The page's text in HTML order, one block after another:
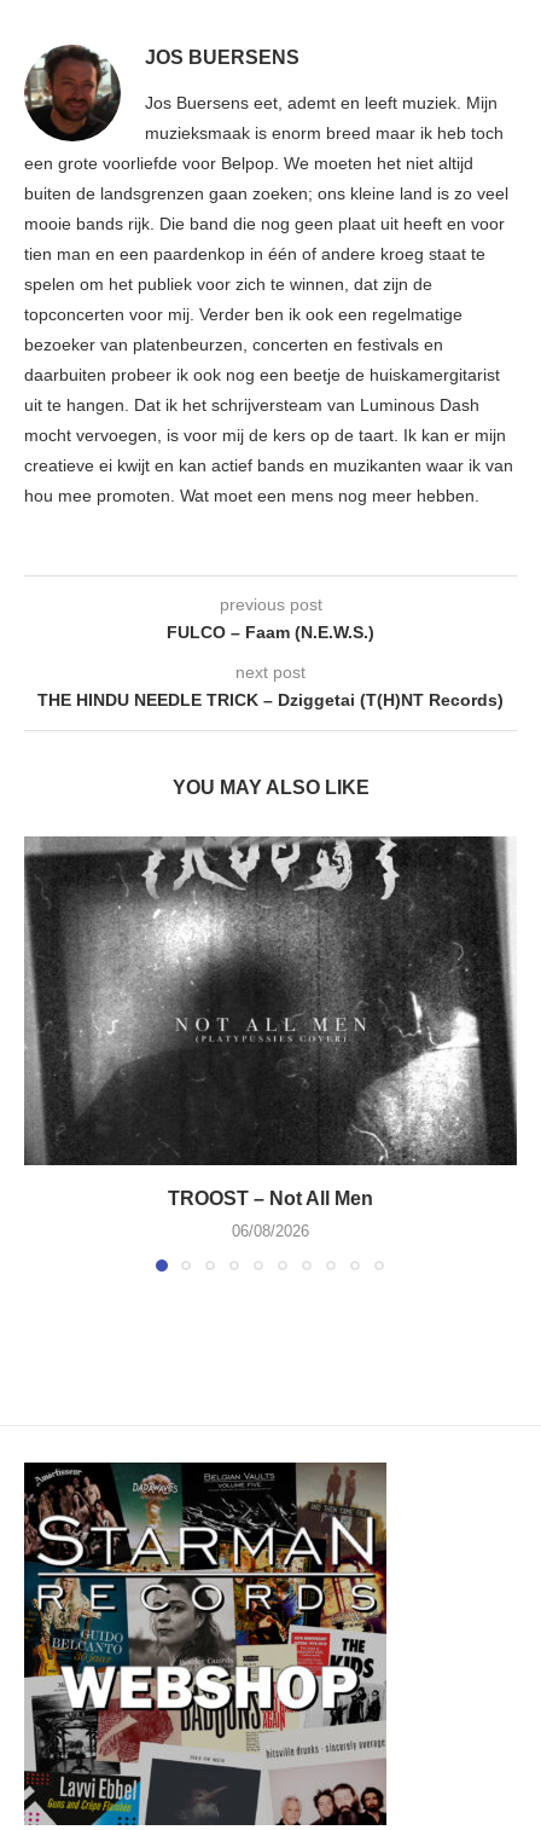
JOS BUERSENS
Jos Buersens eet, ademt en leeft muziek. Mijn
muzieksmaak is enorm breed maar ik heb toch
een grote voorliefde voor Belpop. We moeten het niet altijd
buiten de landsgrenzen gaan zoeken; ons kleine land is zo veel
mooie bands rijk. Die band die nog geen plaat uit heeft en voor
tien man en een paardenkop in één of andere kroeg staat te
spelen om het publiek voor zich te winnen, dat zijn de
topconcerten voor mij. Verder ben ik ook een regelmatige
bezoeker van platenbeurzen, concerten en festivals en
daarbuiten probeer ik ook nog een beetje de huiskamergitarist
uit te hangen. Dat ik het schrijversteam van Luminous Dash
mocht vervoegen, is voor mij de kers op de taart. Ik kan er mijn
creatieve ei kwijt en kan actief bands en muzikanten waar ik van
hou mee promoten. Wat moet een mens nog meer hebben.
previous post
FULCO – Faam (N.E.W.S.)
next post
THE HINDU NEEDLE TRICK – Dziggetai (T(H)NT Records)
YOU MAY ALSO LIKE
TROOST – Not All Men
06/08/2026